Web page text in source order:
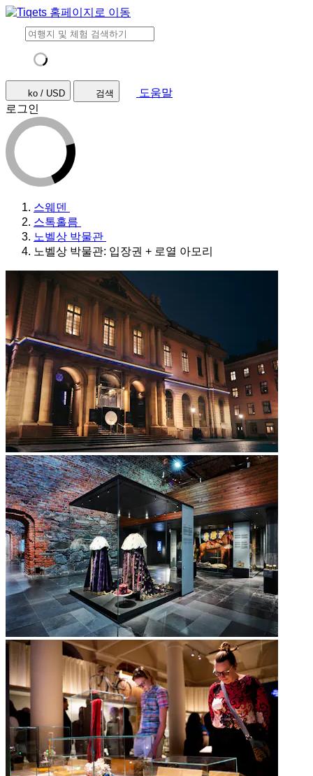
ko / USD 검색
도움말
로그인
스웨덴
스톡홀름
노벨상 박물관
노벨상 박물관: 입장권 + 로열 아모리